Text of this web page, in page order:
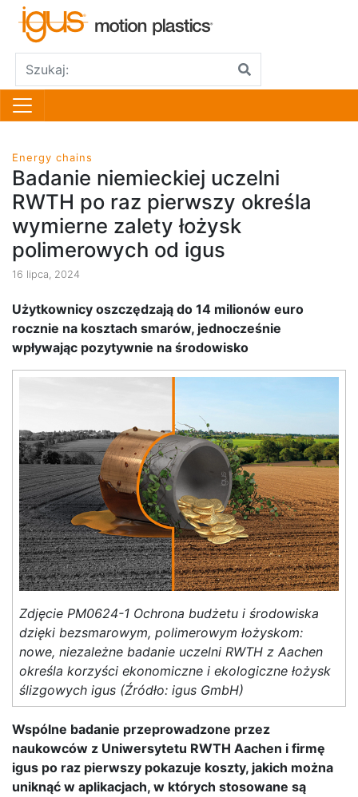
Energy chains
Badanie niemieckiej uczelni
RWTH po raz pierwszy określa
wymierne zalety łożysk
polimerowych od igus
16 lipca, 2024
Użytkownicy oszczędzają do 14 milionów euro
rocznie na kosztach smarów, jednocześnie
wpływając pozytywnie na środowisko
Zdjęcie PM0624-1 Ochrona budżetu i środowiska
dzięki bezsmarowym, polimerowym łożyskom:
nowe, niezależne badanie uczelni RWTH z Aachen
określa korzyści ekonomiczne i ekologiczne łożysk
ślizgowych igus (Źródło: igus GmbH)
Wspólne badanie przeprowadzone przez
naukowców z Uniwersytetu RWTH Aachen i firmę
igus po raz pierwszy pokazuje koszty, jakich można
uniknąć w aplikacjach, w których stosowane są